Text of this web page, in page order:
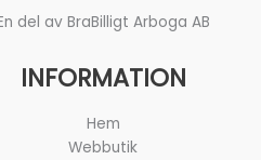
del av BraBilligt Arboga AB
INFORMATION
Hem
Webbutik